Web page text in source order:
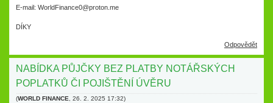
E-mail: WorldFinance0@proton.me
DÍKY
Odpovědět
NABÍDKA PŮJČKY BEZ PLATBY NOTÁŘSKÝCH
POPLATKŮ ČI POJIŠTĚNÍ ÚVĚRU
(WORLD FINANCE 26. 2. 2025 17:32)